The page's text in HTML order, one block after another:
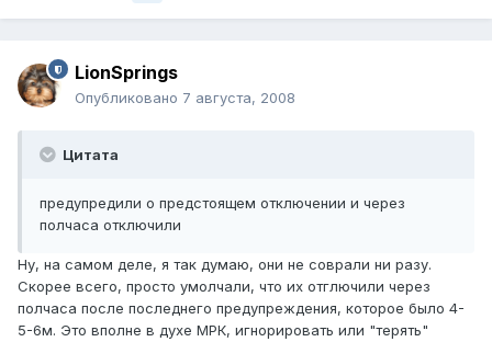
LionSprings
Опубликовано 7 августа, 2008
Цитата
предупредили о предстоящем отключении и через
полчаса отключили
Ну, на самом деле, я так думаю, они не соврали ни разу.
Скорее всего, просто умолчали, что их отглючили через
полчаса после последнего предупреждения, которое было 4-
5-6м. Это вполне в духе МРК, игнорировать или "терять"